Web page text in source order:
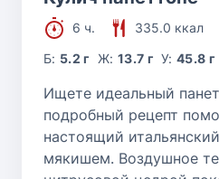
6 ч.
335.0 ккал
Б: 5.2 г Ж: 13.7 г У:45.8 г
Ищете идеальный
подробный рецепт
настоящий
мякишем. Воздушное